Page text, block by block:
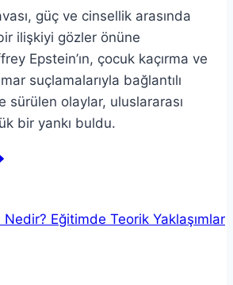
güç ve cinsellik arasında
ilişkiyi gözler önüne
Epstein’ın, çocuk kaçırma ve
suçlamalarıyla bağlantılı
sürülen olaylar, uluslararası
bir yankı buldu.